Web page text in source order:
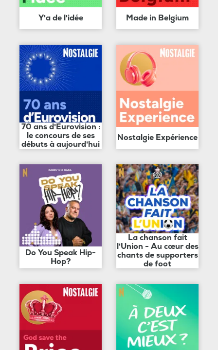
Y'a de l'idée Made in Belgium
70 ans d'Eurovision :
le concours de ses
débuts à aujourd'hui
Nostalgie Expérience
Do You Speak Hip-
Hop?
La chanson fait
l'Union - Au cœur des
chants de supporters
de foot